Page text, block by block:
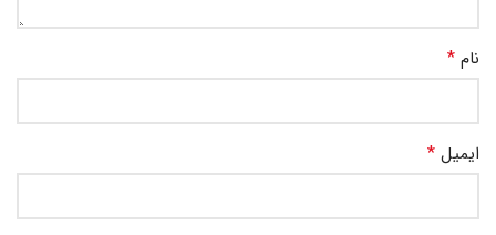
نام *
ایمیل *